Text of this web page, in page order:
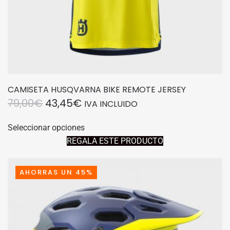
CAMISETA HUSQVARNA BIKE REMOTE JERSEY
79,00€ EL
ORIGINAL
79,00€.
43,45€EL
ACTUAL
ES:
43,45€.
IVA INCLUIDO
Seleccionar opcionesproducto
tiene
variantes.
opciones
se
pueden
REGALA ESTE PRODUCTO
AHORRAS UN 45%